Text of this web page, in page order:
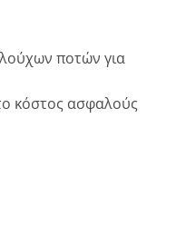
ποτών για
κόστος ασφαλούς